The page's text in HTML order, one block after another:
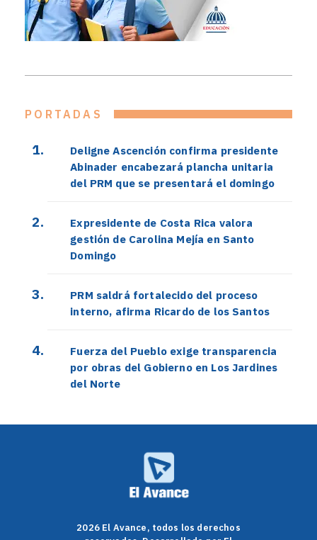
PORTADAS
Deligne Ascención confirma presidente
Abinader encabezará plancha unitaria
del PRM que se presentará el domingo
Expresidente de Costa Rica valora
gestión de Carolina Mejía en Santo
Domingo
PRM saldrá fortalecido del proceso
interno, afirma Ricardo de los Santos
Fuerza del Pueblo exige transparencia
por obras del Gobierno en Los Jardines
del Norte
2026 El Avance, todos los derechos